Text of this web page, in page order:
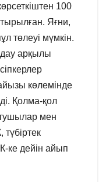
100
Яғни,
төлеуі мүмкін.
арқылы
көлемінде
Қолма-қол
мен
ке дейін айып